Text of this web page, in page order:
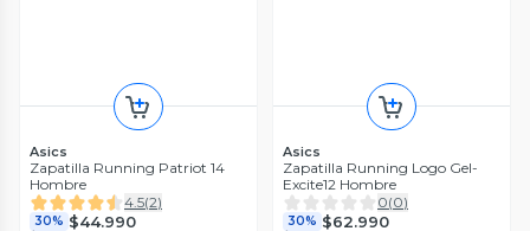
Asics
Zapatilla Running Patriot 14
Hombre
4.5(2)
30% $44.990
Asics
Zapatilla Running Logo Gel-
Excite12 Hombre
0(0)
30% $62.990